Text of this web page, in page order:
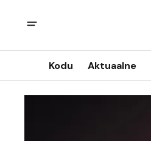
Kodu Aktuaalne